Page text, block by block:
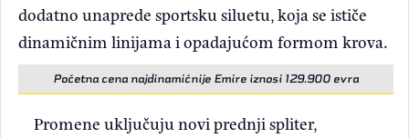
dodatno unaprede sportsku siluetu, koja se ističe
dinamičnim linijama i opadajućom formom krova.
Početna cena najdinamičnije Emire iznosi 129.900 evra
Promene uključuju novi prednji spliter,